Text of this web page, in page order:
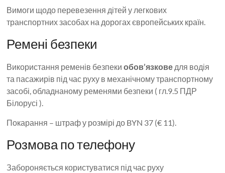
Вимоги щодо перевезення дітей у легкових
транспортних засобах на дорогах європейських країн.
Ремені безпеки
Використання ременів безпекиобов’язкове для водія
та пасажирів під час руху в механічному транспортному
засобі, обладнаному ременями безпеки ( гл.9.5 ПДР
Білорусі ).
Покарання – штраф у розмірі до BYN 37 (€ 11).
Розмова по телефону
Забороняється користуватися під час руху